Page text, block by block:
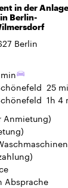
in der Anlage
Berlin-
Berlin
25
1h 4
Anmietung)
Absprache